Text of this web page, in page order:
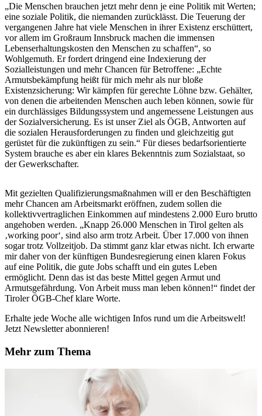
„Die Menschen brauchen jetzt mehr denn je eine Politik mit Werten;
eine soziale Politik, die niemanden zurücklässt. Die Teuerung der
vergangenen Jahre hat viele Menschen in ihrer Existenz erschüttert,
vor allem im Großraum Innsbruck machen die immensen
Lebenserhaltungskosten den Menschen zu schaffen“, so
Wohlgemuth. Er fordert dringend eine Indexierung der
Sozialleistungen und mehr Chancen für Betroffene: „Echte
Armutsbekämpfung heißt für mich mehr als nur bloße
Existenzsicherung: Wir kämpfen für gerechte Löhne bzw. Gehälter,
von denen die arbeitenden Menschen auch leben können, sowie für
ein durchlässiges Bildungssystem und angemessene Leistungen aus
der Sozialversicherung. Es ist unser Ziel als ÖGB, Antworten auf
die sozialen Herausforderungen zu finden und gleichzeitig gut
gerüstet für die zukünftigen zu sein.“ Für dieses bedarfsorientierte
System brauche es aber ein klares Bekenntnis zum Sozialstaat, so
der Gewerkschafter.
Mit gezielten Qualifizierungsmaßnahmen will er den Beschäftigten
mehr Chancen am Arbeitsmarkt eröffnen, zudem sollen die
kollektivvertraglichen Einkommen auf mindestens 2.000 Euro brutto
angehoben werden. „Knapp 26.000 Menschen in Tirol gelten als
‚working poor‘, sind also arm trotz Arbeit. Über 17.000 von ihnen
sogar trotz Vollzeitjob. Da stimmt ganz klar etwas nicht. Ich erwarte
mir daher von der künftigen Bundesregierung einen klaren Fokus
auf eine Politik, die gute Jobs schafft und ein gutes Leben
ermöglicht. Denn das ist das beste Mittel gegen Armut und
Armutsgefährdung. Von Arbeit muss man leben können!“ findet der
Tiroler ÖGB-Chef klare Worte.
Erhalte jede Woche alle wichtigen Infos rund um die Arbeitswelt!
Jetzt Newsletter abonnieren!
Mehr zum Thema